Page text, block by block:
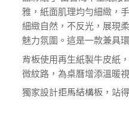
雅，紙面肌理均勻細緻，
細緻自然，不反光，展現
魅力氛圍。這是一款兼具
背板使用再生紙製牛皮紙
微紋路，為桌曆增添溫暖
獨家設計拒馬結構板 ，站